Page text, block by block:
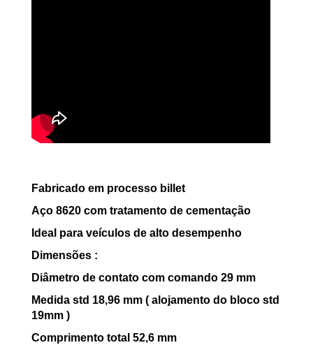
Fabricado em processo billet
Aço 8620 com tratamento de cementação
Ideal para veículos de alto desempenho
Dimensões :
Diâmetro de contato com comando 29 mm
Medida std 18,96 mm ( alojamento do bloco std
19mm )
Comprimento total 52,6 mm